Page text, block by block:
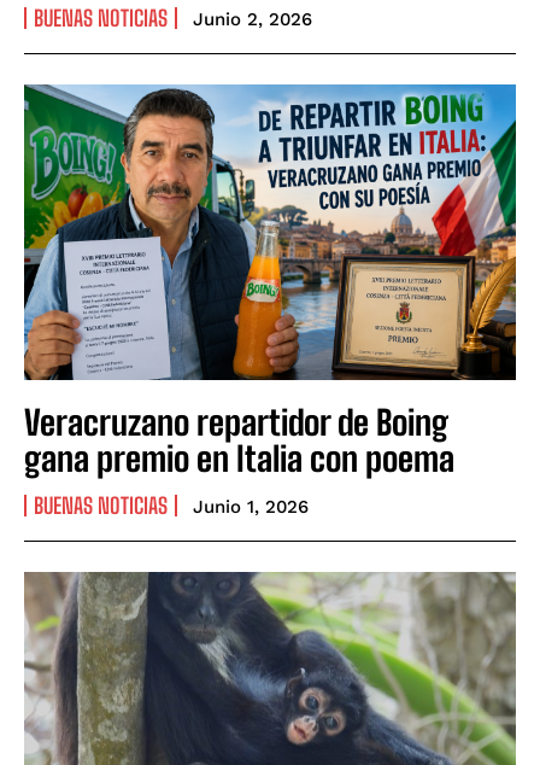
BUENAS NOTICIAS Junio 2, 2026
Veracruzano repartidor de Boing
gana premio en Italia con poema
BUENAS NOTICIAS Junio 1, 2026